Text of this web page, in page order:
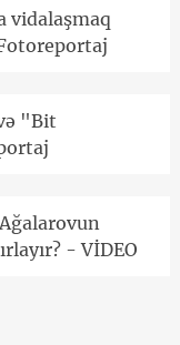
vidalaşmaq
"Bit
- VİDEO